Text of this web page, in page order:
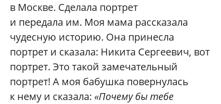
в Москве. Сделала портрет
и передала им. Моя мама рассказала
чудесную историю. Она принесла
портрет и сказала: Никита Сергеевич, вот
портрет. Это такой замечательный
портрет! А моя бабушка повернулась
к нему и сказала: «Почему бы тебе